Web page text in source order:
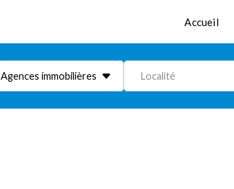
Accueil
Agences immobilières Localité